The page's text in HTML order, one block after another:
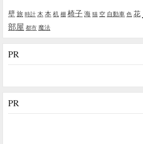
壁旅 時計 木本机 棚 椅子海 猫 空 自動車 色 花
部屋 都市 魔法
PR
PR